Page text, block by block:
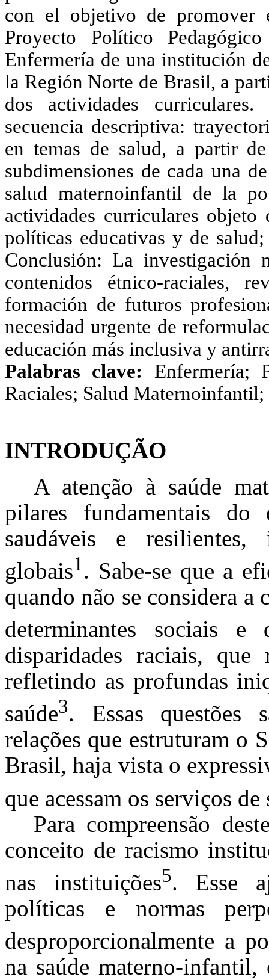
con el objetivo de promover
Proyecto Político
Enfermería de una institución
la Región Norte de Brasil, a
dos actividades
secuencia descriptiva:
en temas de salud, a partir
subdimensiones de cada una
salud maternoinfantil de la
actividades curriculares objeto
políticas educativas y de
Conclusión: La investigación
contenidos étnico-raciales,
formación de futuros
necesidad urgente de
educación más inclusiva y
Palabras clave: Enfermería;
Raciales; Salud
INTRODUÇÃO
A atenção à saúde
pilares fundamentais do
saudáveis e resilientes,
globais1. Sabe-se que a
quando não se considera a
determinantes sociais e
disparidades raciais,
refletindo as profundas
saúde3. Essas questões
relações que estruturam o
Brasil, haja vista o
que acessam os serviços
Para compreensão
conceito de racismo
nas instituições5. Esse
políticas e normas
desproporcionalmente a
na saúde materno-infantil,